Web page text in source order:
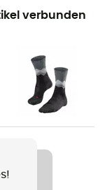
verbunden